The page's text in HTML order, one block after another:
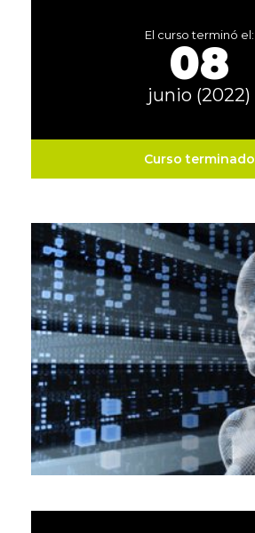
El curso terminó el:
08
junio (2022)
Curso terminado